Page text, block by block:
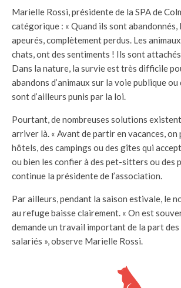
Marielle Rossi, présidente de la SPA de
catégorique : « Quand ils sont abandonnés,
apeurés, complètement perdus. Les
chats, ont des sentiments ! Ils sont
Dans la nature, la survie est très difficile
abandons d’animaux sur la voie publique
sont d’ailleurs punis par la loi.
Pourtant, de nombreuses solutions
arriver là. « Avant de partir en vacances,
hôtels, des campings ou des gîtes qui
ou bien les confier à des pet-sitters ou des
continue la présidente de l’association.
Par ailleurs, pendant la saison estivale, le
au refuge baisse clairement. « On est
demande un travail important de la part
salariés », observe Marielle Rossi.